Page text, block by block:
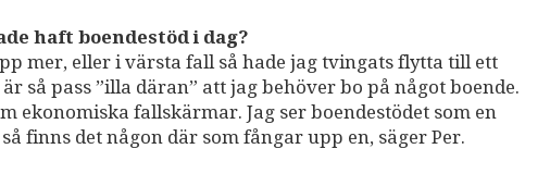
haft boendestöd i dag?
mer, eller i värsta fall så hade jag tvingats flytta till ett
så pass ”illa däran” att jag behöver bo på något boende.
fallskärmar. Jag ser boendestödet som en
finns det någon där som fångar upp en, säger Per.